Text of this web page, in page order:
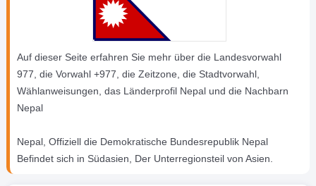
Auf dieser Seite erfahren Sie mehr über die Landesvorwahl
977, die Vorwahl +977, die Zeitzone, die Stadtvorwahl,
Wählanweisungen, das Länderprofil Nepal und die Nachbarn
Nepal
Nepal, Offiziell die Demokratische Bundesrepublik Nepal
Befindet sich in Südasien, Der Unterregionsteil von Asien.